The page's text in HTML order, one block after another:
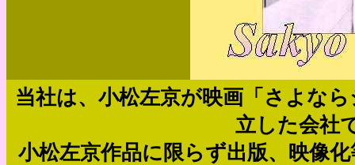
当社は、小松左京が映画「さよな
立した会社
小松左京作品に限らず出版、映像